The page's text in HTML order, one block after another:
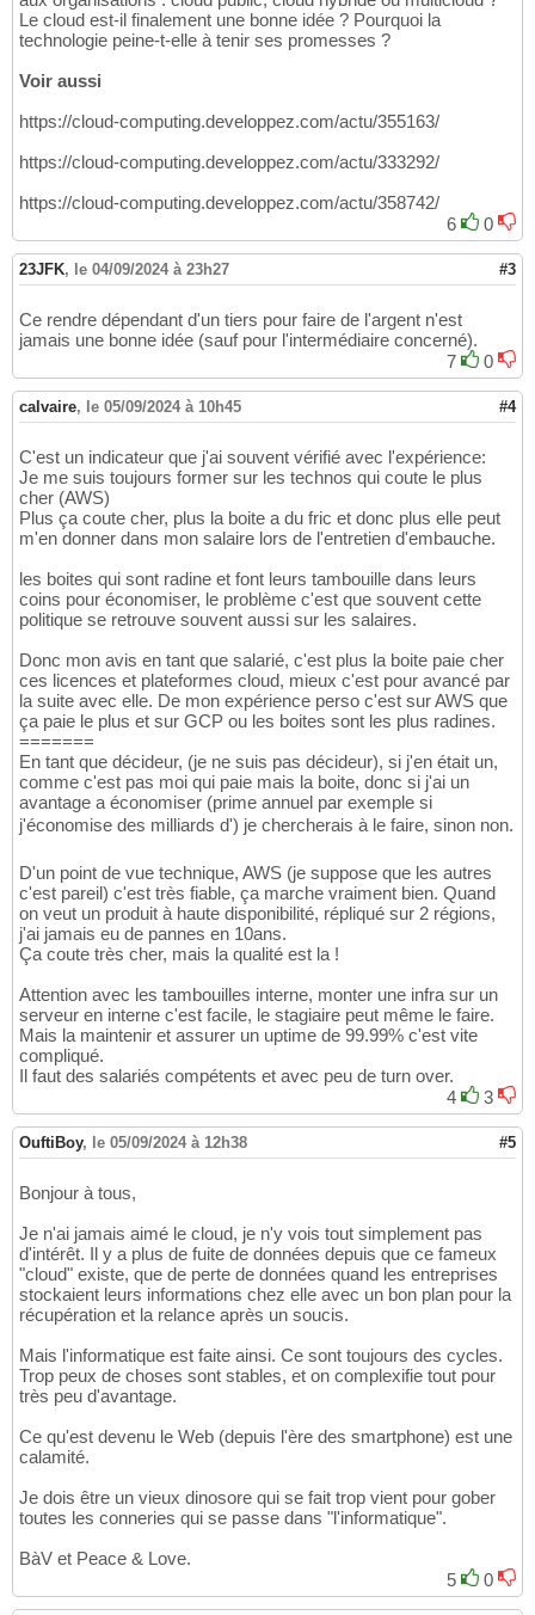
Le cloud est-il finalement une bonne idée ? Pourquoi la
technologie peine-t-elle à tenir ses promesses ?
Voir aussi
https://cloud-computing.developpez.com/actu/355163/
https://cloud-computing.developpez.com/actu/333292/
https://cloud-computing.developpez.com/actu/358742/
6
0
23JFK, le 04/09/2024 à 23h27 #3
Ce rendre dépendant d'un tiers pour faire de l'argent n'est
jamais une bonne idée (sauf pour l'intermédiaire concerné).
7
0
calvaire, le 05/09/2024 à 10h45 #4
C'est un indicateur que j'ai souvent vérifié avec l'expérience:
Je me suis toujours former sur les technos qui coute le plus
cher (AWS)
Plus ça coute cher, plus la boite a du fric et donc plus elle peut
m'en donner dans mon salaire lors de l'entretien d'embauche.
les boites qui sont radine et font leurs tambouille dans leurs
coins pour économiser, le problème c'est que souvent cette
politique se retrouve souvent aussi sur les salaires.
Donc mon avis en tant que salarié, c'est plus la boite paie cher
ces licences et plateformes cloud, mieux c'est pour avancé par
la suite avec elle. De mon expérience perso c'est sur AWS que
ça paie le plus et sur GCP ou les boites sont les plus radines.
=======
En tant que décideur, (je ne suis pas décideur), si j'en était un,
comme c'est pas moi qui paie mais la boite, donc si j'ai un
avantage a économiser (prime annuel par exemple si
j'économise des milliards d') je chercherais à le faire, sinon non.
D'un point de vue technique, AWS (je suppose que les autres
c'est pareil) c'est très fiable, ça marche vraiment bien. Quand
on veut un produit à haute disponibilité, répliqué sur 2 régions,
j'ai jamais eu de pannes en 10ans.
Ça coute très cher, mais la qualité est la !
Attention avec les tambouilles interne, monter une infra sur un
serveur en interne c'est facile, le stagiaire peut même le faire.
Mais la maintenir et assurer un uptime de 99.99% c'est vite
compliqué.
Il faut des salariés compétents et avec peu de turn over.
4
3
OuftiBoy, le 05/09/2024 à 12h38 #5
Bonjour à tous,
Je n'ai jamais aimé le cloud, je n'y vois tout simplement pas
d'intérêt. Il y a plus de fuite de données depuis que ce fameux
"cloud" existe, que de perte de données quand les entreprises
stockaient leurs informations chez elle avec un bon plan pour la
récupération et la relance après un soucis.
Mais l'informatique est faite ainsi. Ce sont toujours des cycles.
Trop peux de choses sont stables, et on complexifie tout pour
très peu d'avantage.
Ce qu'est devenu le Web (depuis l'ère des smartphone) est une
calamité.
Je dois être un vieux dinosore qui se fait trop vient pour gober
toutes les conneries qui se passe dans "l'informatique".
BàV et Peace & Love.
5
0